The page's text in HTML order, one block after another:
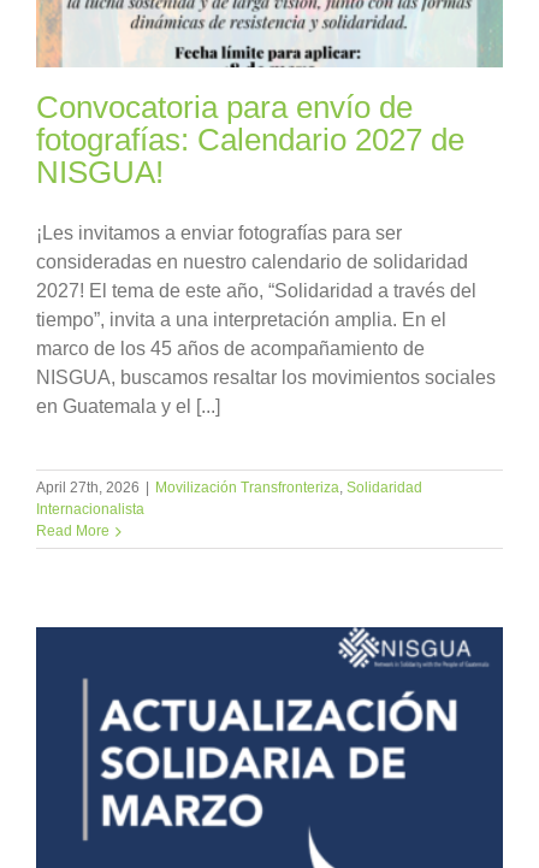
Convocatoria para envío de
fotografías: Calendario 2027 de
NISGUA!
¡Les invitamos a enviar fotografías para ser
consideradas en nuestro calendario de solidaridad
2027! El tema de este año, “Solidaridad a través del
tiempo”, invita a una interpretación amplia. En el
marco de los 45 años de acompañamiento de
NISGUA, buscamos resaltar los movimientos sociales
en Guatemala y el [...]
April 27th, 2026 | Movilización Transfronteriza, Solidaridad
Internacionalista
Read More